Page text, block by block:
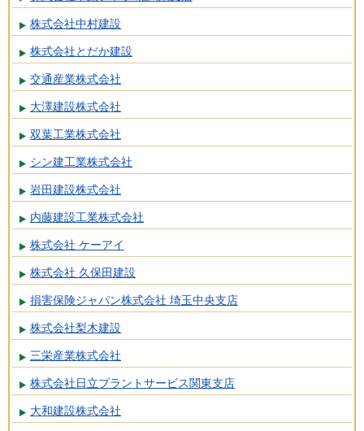
株式会社中村建設
株式会社とだか建設
交通産業株式会社
大澤建設株式会社
双葉工業株式会社
シン建工業株式会社
岩田建設株式会社
内藤建設工業株式会社
株式会社 ケーアイ
株式会社 久保田建設
損害保険ジャパン株式会社 埼玉中央支店
株式会社梨木建設
三栄産業株式会社
株式会社日立プラントサービス関東支店
大和建設株式会社